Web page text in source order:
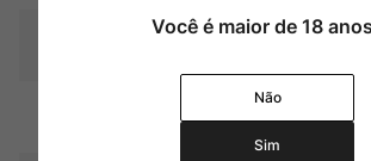
Valle del
Você é maior de 18
Não
Sim